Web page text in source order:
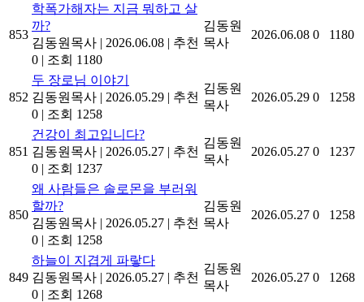
853
학폭가해자는 지금 뭐하고 살
까?
김동원목사 | 2026.06.08 | 추천
0 | 조회 1180
김동원
목사
2026.06.08 0 1180
852
두 장로님 이야기
김동원목사 | 2026.05.29 | 추천
0 | 조회 1258
김동원
목사
2026.05.29 0 1258
851
건강이 최고입니다?
김동원목사 | 2026.05.27 | 추천
0 | 조회 1237
김동원
목사
2026.05.27 0 1237
850
왜 사람들은 솔로몬을 부러워
할까?
김동원목사 | 2026.05.27 | 추천
0 | 조회 1258
김동원
목사
2026.05.27 0 1258
849
하늘이 지겹게 파랗다
김동원목사 | 2026.05.27 | 추천
0 | 조회 1268
김동원
목사
2026.05.27 0 1268